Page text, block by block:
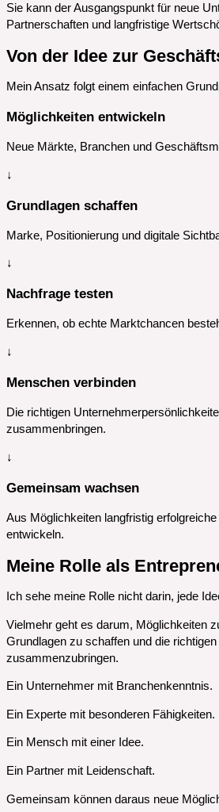
Sie kann der Ausgangspunkt für neue
Partnerschaften und langfristige
Von der Idee zur
Mein Ansatz folgt einem einfachen
Möglichkeiten entwickeln
Neue Märkte, Branchen und
↓
Grundlagen schaffen
Marke, Positionierung und digitale
↓
Nachfrage testen
Erkennen, ob echte Marktchancen
↓
Menschen verbinden
Die richtigen
zusammenbringen.
↓
Gemeinsam wachsen
Aus Möglichkeiten langfristig
entwickeln.
Meine Rolle als
Ich sehe meine Rolle nicht darin, jede
Vielmehr geht es darum, Möglichkeiten
Grundlagen zu schaffen und die
zusammenzubringen.
Ein Unternehmer mit Branchenkenntnis.
Ein Experte mit besonderen Fähigkeiten.
Ein Mensch mit einer Idee.
Ein Partner mit Leidenschaft.
Gemeinsam können daraus neue